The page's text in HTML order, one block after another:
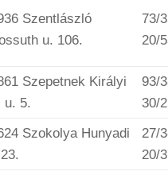
Szentlászló
u. 106.
73/
20/
Szepetnek Királyi
u. 5.
93/
30/
Szokolya Hunyadi
27/
20/